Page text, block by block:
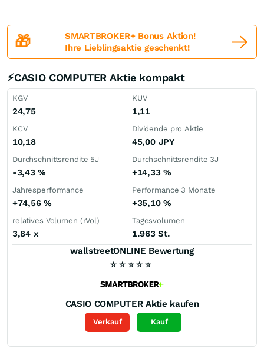
🎁
SMARTBROKER+ Bonus Aktion!
Ihre Lieblingsaktie geschenkt!
⚡CASIO COMPUTER Aktie kompakt
KGV
24,75
KUV
1,11
KCV
10,18
Dividende pro Aktie
45,00 JPY
Durchschnittsrendite 5J
-3,43%
Durchschnittsrendite 3J
+14,33 %
Jahresperformance
+74,56 %
Performance 3 Monate
+35,10 %
relatives Volumen (rVol)
3,84 x
Tagesvolumen
1.963 St.
wallstreetONLINE Bewertung
⭐ ⭐ ⭐ ⭐ ⭐
CASIO COMPUTER Aktie kaufen
Verkauf Kauf